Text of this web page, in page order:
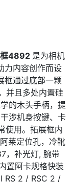
框4892 是为相机
力内容创作而设
框通过底部一颗
并且多处内置硅
的木头手柄，提
涉机身按键、卡
使用。拓展框内
莱定位孔，冷靴
，补光灯, 腕带
置阿卡规格快装
RS 2 / RSC 2 /